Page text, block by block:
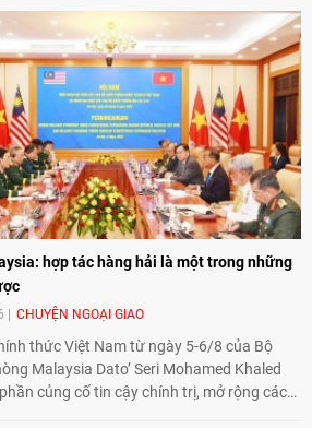
triển khai Dự án "Mở rộng Thương mại
toàn thực phẩm Hoa Kỳ - Việt Nam",
chuyển đổi số, hiện đại hóa nông nghiệp
tác phát triển giữa hai nước.
hợp tác hàng hải là một trong những
CHUYỆN NGOẠI GIAO
thức Việt Nam từ ngày 5-6/8 của Bộ
Malaysia Dato’ Seri Mohamed Khaled
củng cố tin cậy chính trị, mở rộng các